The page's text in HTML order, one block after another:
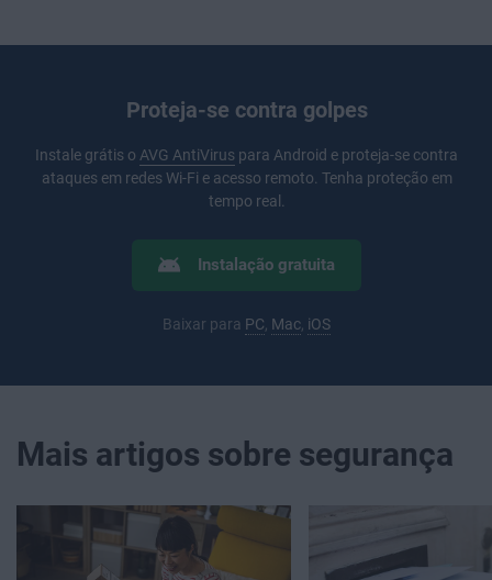
Proteja-se contra golpes
Instale grátis o AVG AntiVirus para Android e proteja-se contra
ataques em redes Wi-Fi e acesso remoto. Tenha proteção em
tempo real.
Instalação gratuita
Baixar para PC, Mac, iOS
Mais artigos sobre segurança